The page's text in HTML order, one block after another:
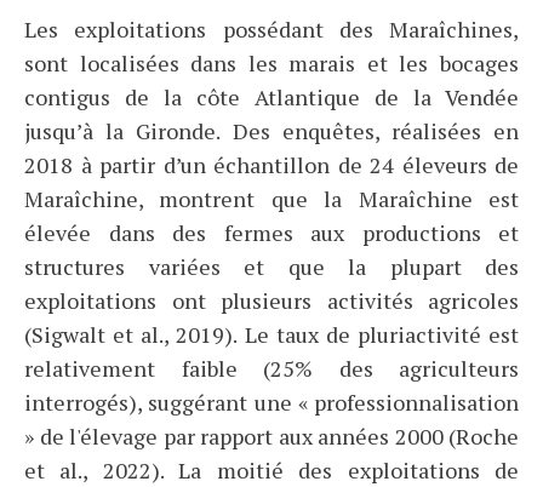
Les exploitations possédant des Maraîchines,
sont localisées dans les marais et les bocages
contigus de la côte Atlantique de la Vendée
jusqu’à la Gironde. Des enquêtes, réalisées en
2018 à partir d’un échantillon de 24 éleveurs de
Maraîchine, montrent que la Maraîchine est
élevée dans des fermes aux productions et
structures variées et que la plupart des
exploitations ont plusieurs activités agricoles
(Sigwalt et al., 2019). Le taux de pluriactivité est
relativement faible (25% des agriculteurs
interrogés), suggérant une « professionnalisation
» de l'élevage par rapport aux années 2000 (Roche
et al., 2022). La moitié des exploitations de